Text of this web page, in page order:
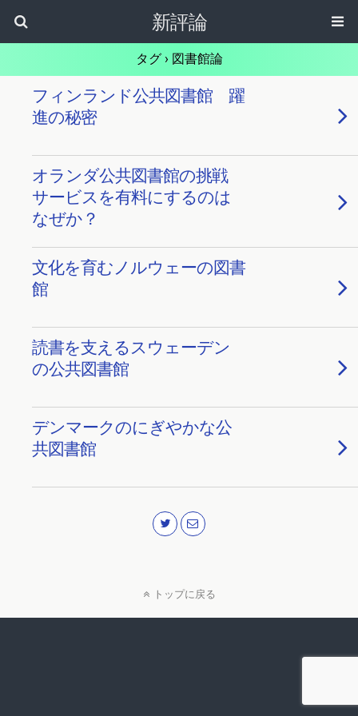
新評論
タグ › 図書館論
フィンランド公共図書館 躍
進の秘密
オランダ公共図書館の挑戦
サービスを有料にするのは
なぜか？
文化を育むノルウェーの図書
館
読書を支えるスウェーデン
の公共図書館
デンマークのにぎやかな公
共図書館
トップに戻る